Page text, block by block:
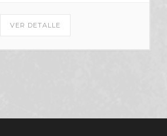
VER DETALLE